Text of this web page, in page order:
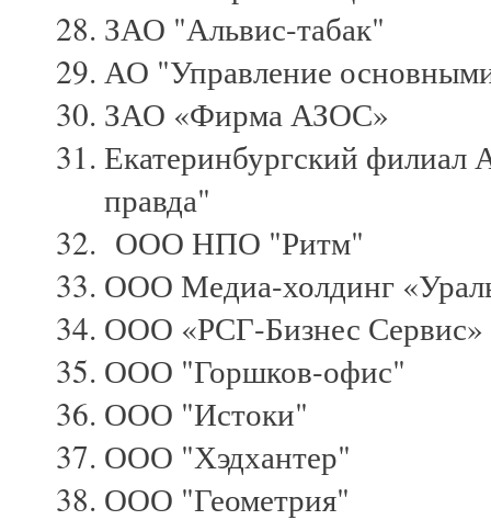
ЗАО "Альвис-табак"
АО "Управление
ЗАО «Фирма АЗОС»
Екатеринбургский филиал
правда"
ООО НПО "Ритм"
ООО Медиа-холдинг
ООО «РСГ-Бизнес Сервис»
ООО "Горшков-офис"
ООО "Истоки"
ООО "Хэдхантер"
ООО "Геометрия"